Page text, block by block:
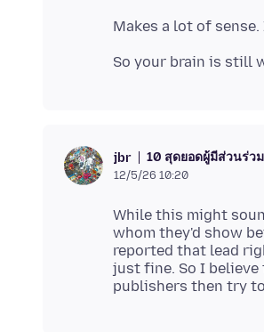
jbr 10 สุดยอดผู้มีส่วนร่วม
12/5/26 10:20
While this might
whom they'd show
reported that lead
just fine. So I